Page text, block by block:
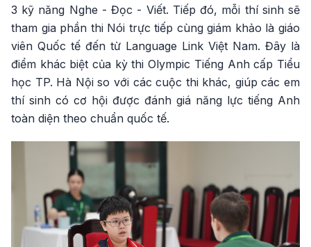
3 kỹ năng Nghe - Đọc - Viết. Tiếp đó, mỗi thí sinh sẽ
tham gia phần thi Nói trực tiếp cùng giám khảo là giáo
viên Quốc tế đến từ Language Link Việt Nam. Đây là
điểm khác biệt của kỳ thi Olympic Tiếng Anh cấp Tiểu
học TP. Hà Nội so với các cuộc thi khác, giúp các em
thí sinh có cơ hội được đánh giá năng lực tiếng Anh
toàn diện theo chuẩn quốc tế.